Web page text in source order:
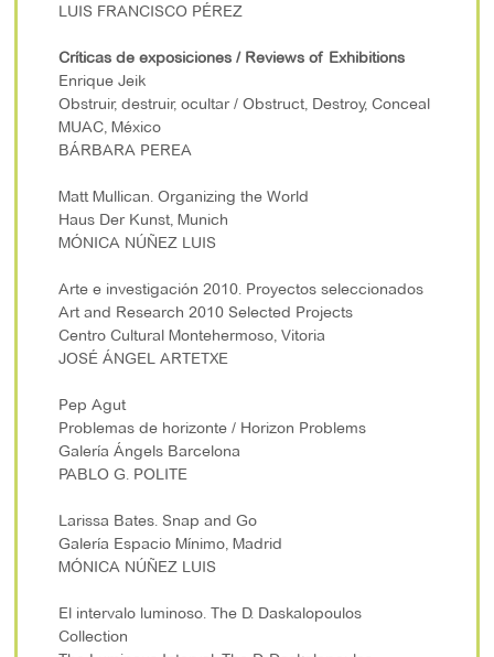
LUIS FRANCISCO PÉREZ
Críticas de exposiciones / Reviews of Exhibitions
Enrique Jeik
Obstruir, destruir, ocultar / Obstruct, Destroy, Conceal
MUAC, México
BÁRBARA PEREA
Matt Mullican. Organizing the World
Haus Der Kunst, Munich
MÓNICA NÚÑEZ LUIS
Arte e investigación 2010. Proyectos seleccionados
Art and Research 2010 Selected Projects
Centro Cultural Montehermoso, Vitoria
JOSÉ ÁNGEL ARTETXE
Pep Agut
Problemas de horizonte / Horizon Problems
Galería Ángels Barcelona
PABLO G. POLITE
Larissa Bates. Snap and Go
Galería Espacio Mínimo, Madrid
MÓNICA NÚÑEZ LUIS
El intervalo luminoso. The D. Daskalopoulos
Collection